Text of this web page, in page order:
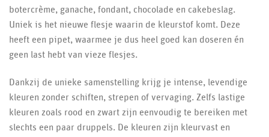
botercrème, ganache, fondant, chocolade en cakebeslag.
Uniek is het nieuwe flesje waarin de kleurstof komt. Deze
heeft een pipet, waarmee je dus heel goed kan doseren én
geen last hebt van vieze flesjes.
Dankzij de unieke samenstelling krijg je intense, levendige
kleuren zonder schiften, strepen of vervaging. Zelfs lastige
kleuren zoals rood en zwart zijn eenvoudig te bereiken met
slechts een paar druppels. De kleuren zijn kleurvast en